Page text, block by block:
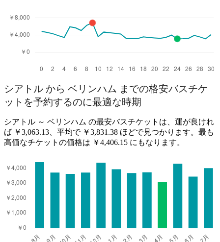
シアトル から ベリンハム までの格安バスチケ
ットを予約するのに最適な時期
シアトル ～ ベリンハム の最安バスチケットは、運が良けれ
ば ￥3,063.13、平均で ￥3,831.38 ほどで見つかります。最も
高価なチケットの価格は ￥4,406.15 にもなります。